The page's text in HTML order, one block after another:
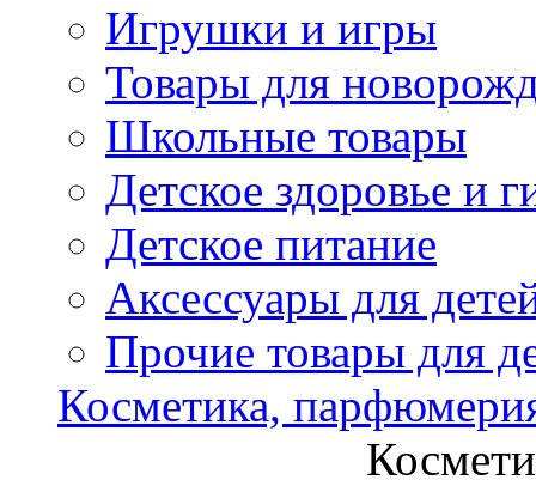
Игрушки и игры
Товары для
Школьные товары
Детское здоровье и
Детское питание
Аксессуары для
Прочие товары для
Косметика,